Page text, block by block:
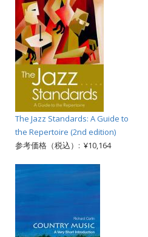
The Jazz Standards: A Guide to
the Repertoire (2nd edition)
参考価格（税込）: ¥10,164